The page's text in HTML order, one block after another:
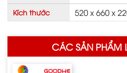
Kích thước 520 x 660 x
CÁC SẢN PHẨM